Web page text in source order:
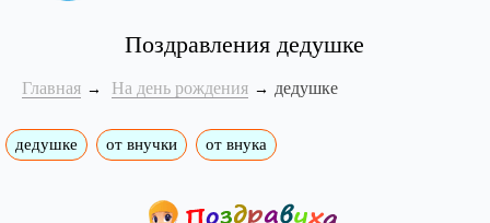
Поздравления дедушке
Главная На день рождения дедушке
дедушке от внучки от внука